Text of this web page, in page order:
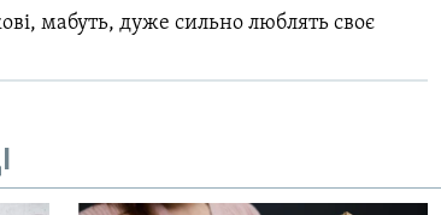
мабуть, дуже сильно люблять своє